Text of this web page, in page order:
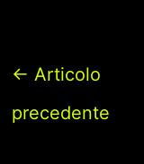
← Articolo
precedente